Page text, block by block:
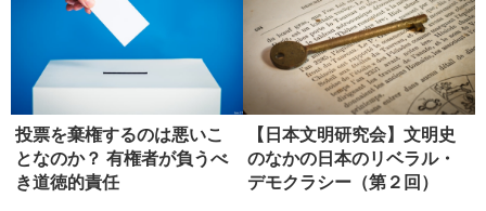
投票を棄権するのは悪いこ
となのか？ 有権者が負うべ
き道徳的責任
【日本文明研究会】文明史
のなかの日本のリベラル・
デモクラシー（第２回）